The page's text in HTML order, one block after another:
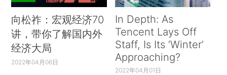
向松祚：宏观经济70
讲，带你了解国内外
经济大局
2022年04月06日
In Depth: As
Tencent Lays Off
Staff, Is Its ‘Winter’
Approaching?
2022年04月01日